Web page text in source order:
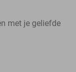
met je geliefde